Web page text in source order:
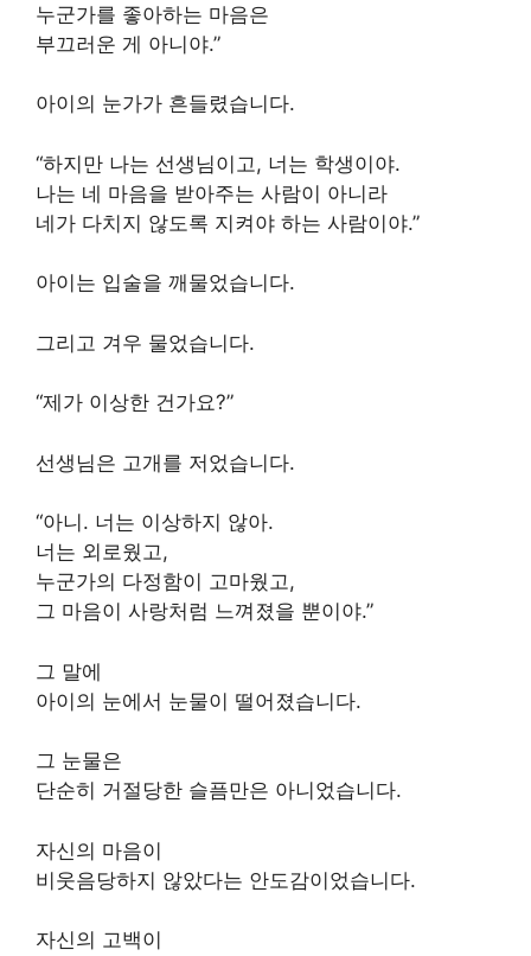
누군가를 좋아하는 마음은
부끄러운 게 아니야.”
아이의 눈가가 흔들렸습니다.
“하지만 나는 선생님이고, 너는 학생이야.
나는 네 마음을 받아주는 사람이 아니라
네가 다치지 않도록 지켜야 하는 사람이야.”
아이는 입술을 깨물었습니다.
그리고 겨우 물었습니다.
“제가 이상한 건가요?”
선생님은 고개를 저었습니다.
“아니. 너는 이상하지 않아.
너는 외로웠고,
누군가의 다정함이 고마웠고,
그 마음이 사랑처럼 느껴졌을 뿐이야.”
그 말에
아이의 눈에서 눈물이 떨어졌습니다.
그 눈물은
단순히 거절당한 슬픔만은 아니었습니다.
자신의 마음이
비웃음당하지 않았다는 안도감이었습니다.
자신의 고백이